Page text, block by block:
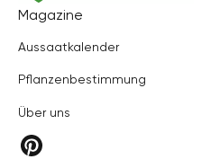
Hortica
Magazine
Aussaatkalender
Pflanzenbestimmung
Über uns